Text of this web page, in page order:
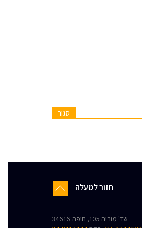
סגור
חזור למעלה
שד' מוריה 105, חיפה 34616